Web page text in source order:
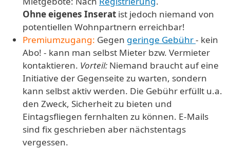
Ohne eigenes Inserat ist jedoch niemand von
potentiellen Wohnpartnern erreichbar!
Premiumzugang: Gegen geringe Gebühr- kein
Abo! - kann man selbst Mieter bzw. Vermieter
kontaktieren. Vorteil: Niemand braucht auf eine
Initiative der Gegenseite zu warten, sondern
kann selbst aktiv werden. Die Gebühr erfüllt u.a.
den Zweck, Sicherheit zu bieten und
Eintagsfliegen fernhalten zu können. E-Mails
sind fix geschrieben aber nächstentags
vergessen.